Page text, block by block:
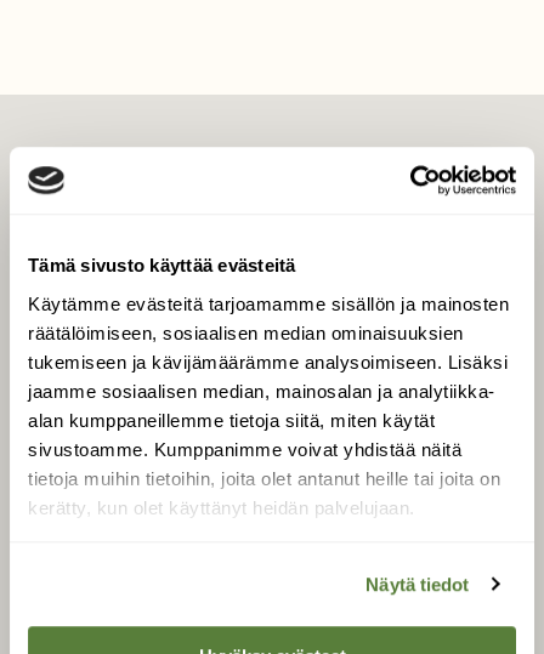
Tämä sivusto käyttää evästeitä
Käytämme evästeitä tarjoamamme sisällön ja mainosten
räätälöimiseen, sosiaalisen median ominaisuuksien
tukemiseen ja kävijämäärämme analysoimiseen. Lisäksi
jaamme sosiaalisen median, mainosalan ja analytiikka-
alan kumppaneillemme tietoja siitä, miten käytät
sivustoamme. Kumppanimme voivat yhdistää näitä
tietoja muihin tietoihin, joita olet antanut heille tai joita on
kerätty, kun olet käyttänyt heidän palvelujaan.
Näytä tiedot
Tilaa digilukuoikeus
Äänestä parasta juttua
Tilaa uutiskirje
SUOMEN LUONNON­
SUOJELU­LIITTO
Suomen Luonto -lehden
luonnonsuojelu­liitto.